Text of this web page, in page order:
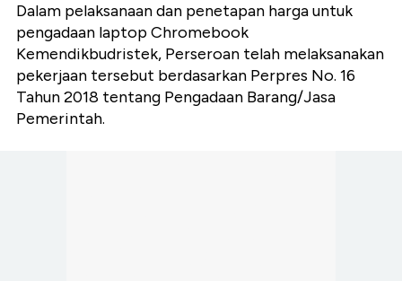
Dalam pelaksanaan dan penetapan harga untuk
pengadaan laptop Chromebook
Kemendikbudristek, Perseroan telah melaksanakan
pekerjaan tersebut berdasarkan Perpres No. 16
Tahun 2018 tentang Pengadaan Barang/Jasa
Pemerintah.